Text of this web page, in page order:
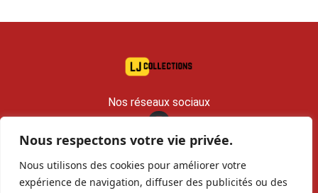
Nous respectons votre vie privée.
Nous utilisons des cookies pour améliorer votre
expérience de navigation, diffuser des publicités ou des
Nos réseaux sociaux
contact@lj-collections.com
RCS 979 374 147 Romans